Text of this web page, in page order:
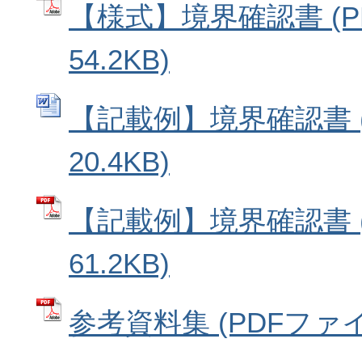
【様式】境界確認書
54.2KB)
【記載例】境界確認
20.4KB)
【記載例】境界確認
61.2KB)
参考資料集 (PDFファ